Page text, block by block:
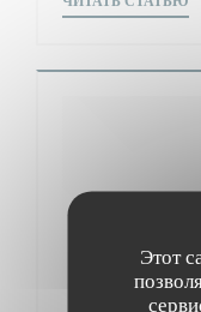
Этот